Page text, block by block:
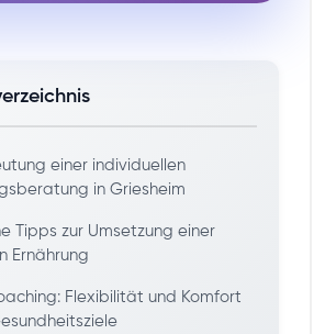
einer individuellen
in Griesheim
Tipps zur Umsetzung einer
Ernährung
Flexibilität und Komfort